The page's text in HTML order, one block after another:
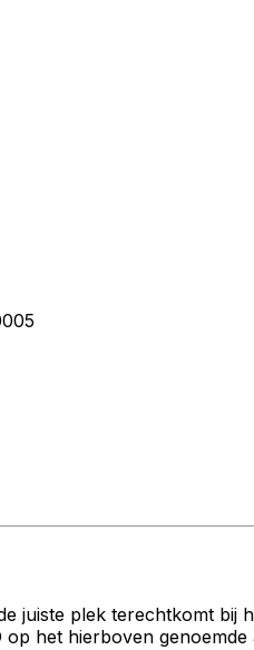
juiste plek terechtkomt
het hierboven